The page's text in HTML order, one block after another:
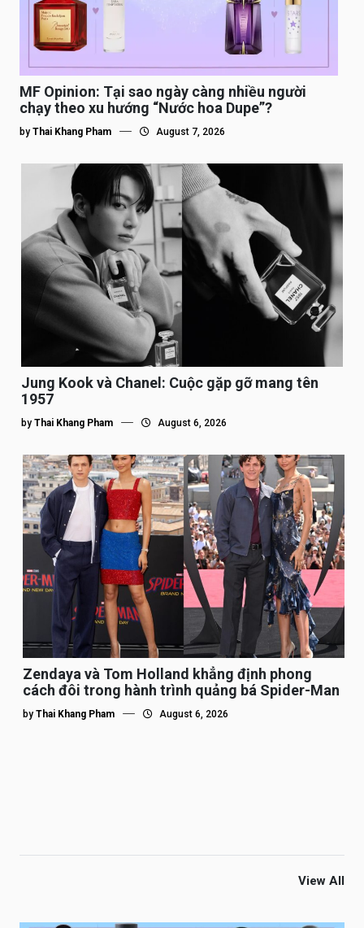
MF Opinion: Tại sao ngày càng nhiều người
chạy theo xu hướng “Nước hoa Dupe”?
by Thai Khang Pham August 7, 2026
Jung Kook và Chanel: Cuộc gặp gỡ mang tên
1957
by Thai Khang Pham August 6, 2026
Zendaya và Tom Holland khẳng định phong
cách đôi trong hành trình quảng bá Spider-Man
by Thai Khang Pham August 6, 2026
View All